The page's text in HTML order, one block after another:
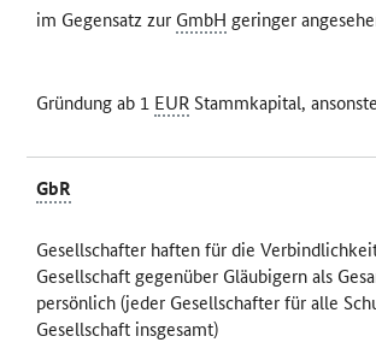
im Gegensatz zur GmbH geringer
Gründung ab 1 EUR Stammkapital,
GbR
Gesellschafter haften für die
Gesellschaft gegenüber Gläubigern als
persönlich (jeder Gesellschafter für alle
Gesellschaft insgesamt)